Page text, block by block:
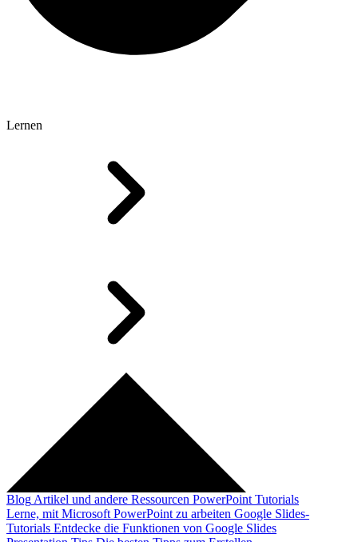
Lernen
Blog Artikel und andere Ressourcen PowerPoint Tutorials
Lerne, mit Microsoft PowerPoint zu arbeiten Google Slides-
Tutorials Entdecke die Funktionen von Google Slides